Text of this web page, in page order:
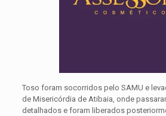
Toso foram socorridos pelo SAMU e
de Misericórdia de Atibaia, onde
detalhados e foram liberados